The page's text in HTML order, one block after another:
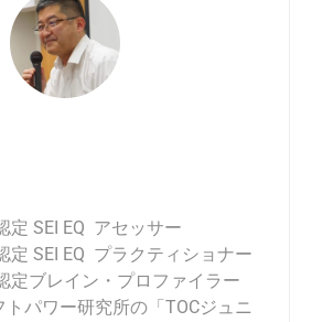
定 SEI EQ アセッサー
定 SEI EQ プラクティショナー
定ブレイン・プロファイラー
トパワー研究所の「TOCジュニ